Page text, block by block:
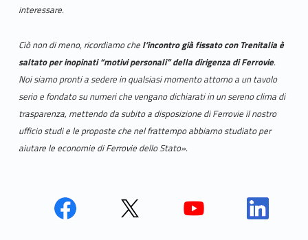
interessare.
Ciò non di meno, ricordiamo che l’incontro già fissato con Trenitalia è
saltato per inopinati “motivi personali” della dirigenza di Ferrovie.
Noi siamo pronti a sedere in qualsiasi momento attorno a un tavolo
serio e fondato su numeri che vengano dichiarati in un sereno clima di
trasparenza, mettendo da subito a disposizione di Ferrovie il nostro
ufficio studi e le proposte che nel frattempo abbiamo studiato per
aiutare le economie di Ferrovie dello Stato».